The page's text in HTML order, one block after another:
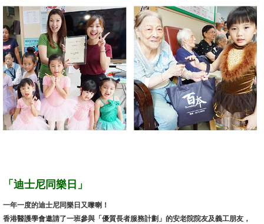
「迪士尼同樂日 」
一年一度的迪士尼同樂日又嚟喇！
香港醫護學會邀請了一班參與「優質長者服務計劃」的安老院院友及義工朋友 ，